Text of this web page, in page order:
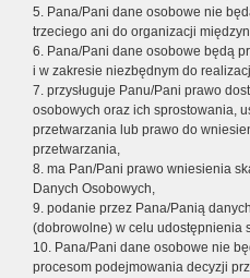
5. Pana/Pani dane osobowe nie
trzeciego ani do organizacji
6. Pana/Pani dane osobowe będą
i w zakresie niezbędnym do
7. przysługuje Panu/Pani prawo
osobowych oraz ich sprostowania,
przetwarzania lub prawo do
przetwarzania,
8. ma Pan/Pani prawo wniesienia
Danych Osobowych,
9. podanie przez Pana/Panią
(dobrowolne) w celu udostępnienia
10. Pana/Pani dane osobowe nie
procesom podejmowania decyzji